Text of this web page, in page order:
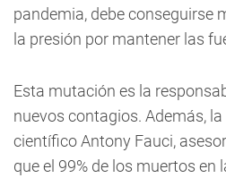
pandemia, debe conseguirse
la presión por mantener las
Esta mutación es la
nuevos contagios. Además,
científico Antony Fauci,
que el 99% de los muertos en